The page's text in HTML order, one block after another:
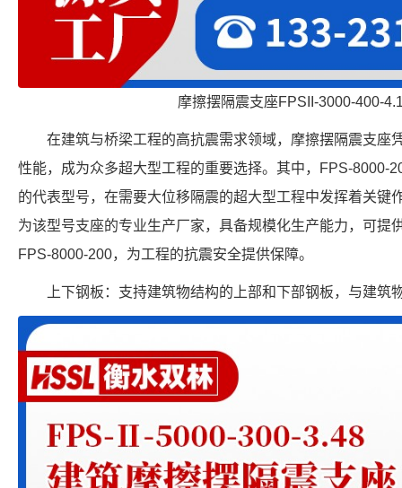
摩擦摆隔震支座FPSII-3000-400-
在建筑与桥梁工程的高抗震需求领域，摩擦摆隔震支座
性能，成为众多超大型工程的重要选择。其中，FPS-8000-
的代表型号，在需要大位移隔震的超大型工程中发挥着关键
为该型号支座的专业生产厂家，具备规模化生产能力，可提
FPS-8000-200，为工程的抗震安全提供保障。
上下钢板：支持建筑物结构的上部和下部钢板，与建筑